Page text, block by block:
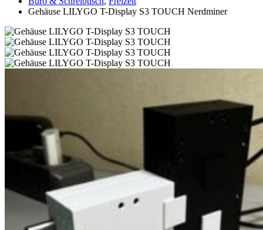
Gehäuse LILYGO T-Display S3 TOUCH Nerdminer